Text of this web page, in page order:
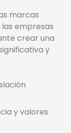
marcas
empresas
crear una
y
y valores